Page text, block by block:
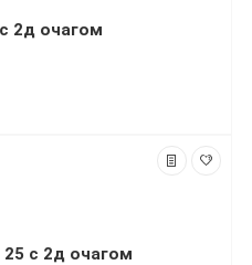
2д очагом
с 2д очагом